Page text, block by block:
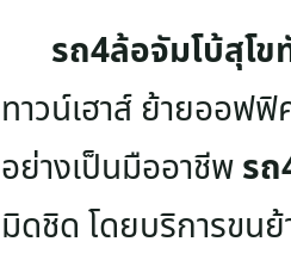
รถ4ล้อจัมโบ้สุโข
ทาวน์เฮาส์ ย้ายออฟ
อย่างเป็นมืออาชีพรถ
มิดชิด โดยบริการขน